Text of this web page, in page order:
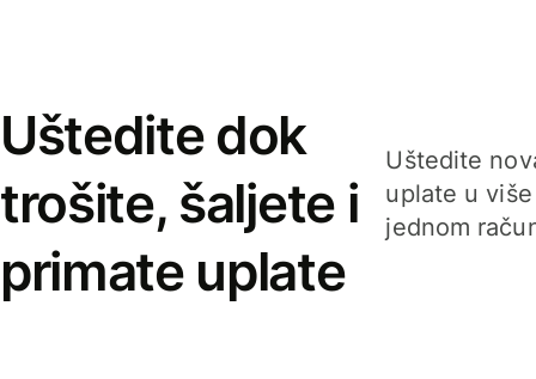
Uštedite dok
trošite, šaljete i
primate uplate
Uštedite
uplate u
jednom